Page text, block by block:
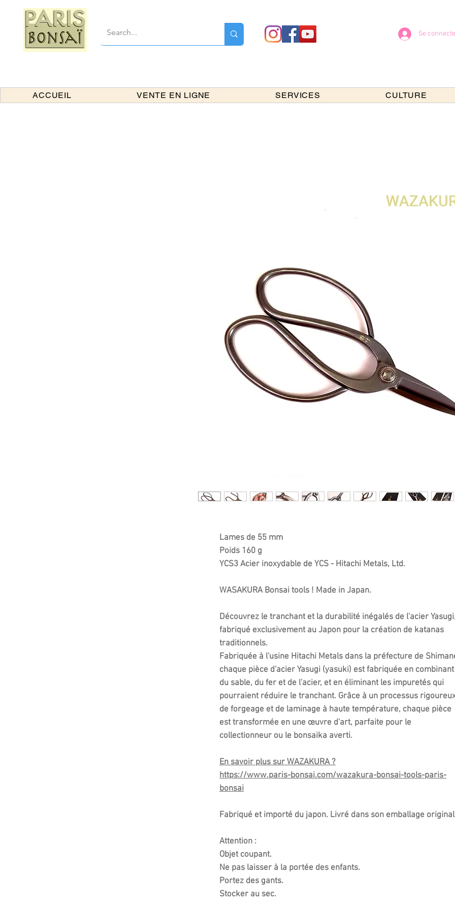
Se
ACCUEIL VENTE EN LIGNE SERVICES CULTURE
Lames de 55 mm
Poids 160 g
YCS3 Acier inoxydable de YCS - Hitachi Metals, Ltd.
WASAKURA Bonsai tools ! Made in Japan.
Découvrez le tranchant et la durabilité inégalés de l'acier
fabriqué exclusivement au Japon pour la création de katanas
traditionnels.
Fabriquée à l'usine Hitachi Metals dans la préfecture de
chaque pièce d'acier Yasugi (yasuki) est fabriquée en combinant
du sable, du fer et de l'acier, et en éliminant les impuretés qui
pourraient réduire le tranchant. Grâce à un processus
de forgeage et de laminage à haute température, chaque pièce
est transformée en une œuvre d'art, parfaite pour le
collectionneur ou le bonsaika averti.
En savoir plus sur WAZAKURA ?
https://www.paris-bonsai.com/wazakura-bonsai-tools-paris-
bonsai
Fabriqué et importé du japon. Livré dans son emballage
Attention :
Objet coupant.
Ne pas laisser à la portée des enfants.
Portez des gants.
Stocker au sec.